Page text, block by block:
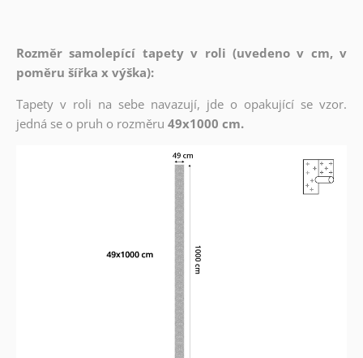
Rozměr samolepící tapety v roli (uvedeno v cm, v
poměru šířka x výška):
Tapety v roli na sebe navazují, jde o opakující se vzor.
jedná se o pruh o rozměru 49x1000 cm.